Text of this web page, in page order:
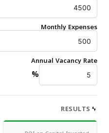
Monthly Expenses
Annual Vacancy Rate
RESULTS